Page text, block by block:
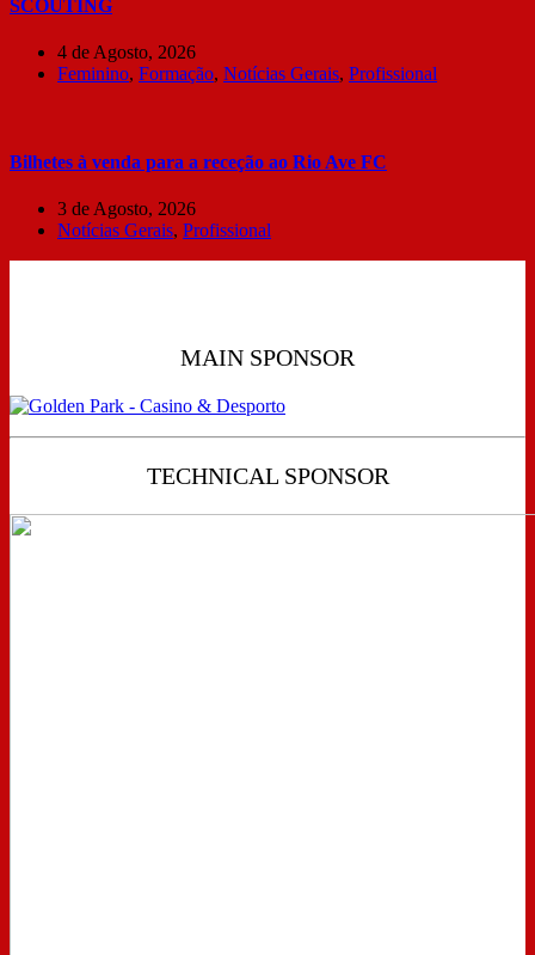
SCOUTING
4 de Agosto, 2026
Feminino, Formação, Notícias Gerais, Profissional
Bilhetes à venda para a receção ao Rio Ave FC
3 de Agosto, 2026
Notícias Gerais, Profissional
MAIN SPONSOR
TECHNICAL SPONSOR